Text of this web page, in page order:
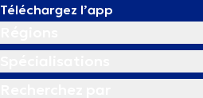
Téléchargez l’app